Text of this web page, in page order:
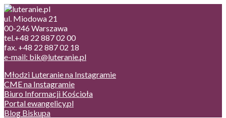
ul. Miodowa 21
00-246 Warszawa
tel.+48 22 887 02 00
fax. +48 22 887 02 18
e-mail: bik@luteranie.pl
Młodzi Luteranie na Instagramie
CME na Instagramie
Biuro Informacji Kościoła
Portal ewangelicy.pl
Blog Biskupa